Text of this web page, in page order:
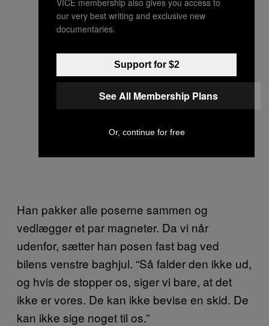
Han pakker alle poserne sammen og
vedlægger et par magneter. Da vi når
udenfor, sætter han posen fast bag ved
bilens venstre baghjul. “Så falder den ikke ud,
og hvis de stopper os, siger vi bare, at det
ikke er vores. De kan ikke bevise en skid. De
kan ikke sige noget til os.”
our very best writing and exclusive new
documentaries.
Support for $2
See All Membership Plans
Or, continue for free